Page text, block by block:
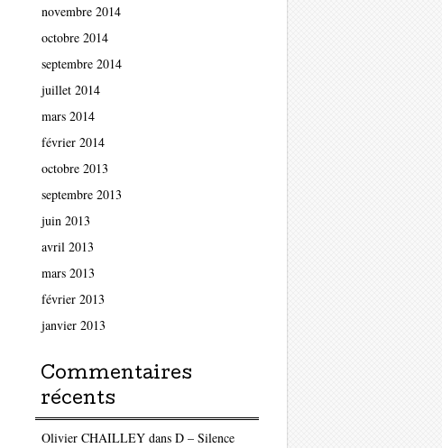
novembre 2014
octobre 2014
septembre 2014
juillet 2014
mars 2014
février 2014
octobre 2013
septembre 2013
juin 2013
avril 2013
mars 2013
février 2013
janvier 2013
Commentaires
récents
Olivier CHAILLEYdans D – Silence